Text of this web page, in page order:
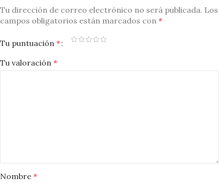
Tu dirección de correo electrónico no será publicada. Los
campos obligatorios están marcados con *
Tu puntuación *
Tu valoración *
Nombre *